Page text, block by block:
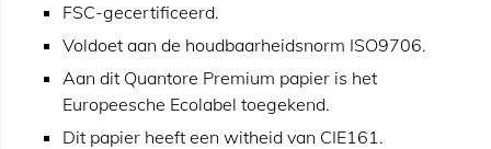
FSC-gecertificeerd.
Voldoet aan de houdbaarheidsnorm ISO9706.
Aan dit Quantore Premium papier is het
Europeesche Ecolabel toegekend.
Dit papier heeft een witheid van CIE161.